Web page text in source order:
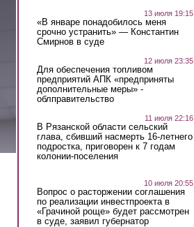
13 июля 19:15
«В январе понадобилось меня
срочно устранить» — Константин
Смирнов в суде
12 июля 23:35
Для обеспечения топливом
предприятий АПК «предприняты
дополнительные меры» -
облправительство
11 июля 22:16
В Рязанской области сельский
глава, сбивший насмерть 16-летнего
подростка, приговорен к 7 годам
колонии-поселения
10 июля 20:55
Вопрос о расторжении соглашения
по реализации инвестпроекта в
«Грачиной роще» будет рассмотрен
в суде, заявил губернатор